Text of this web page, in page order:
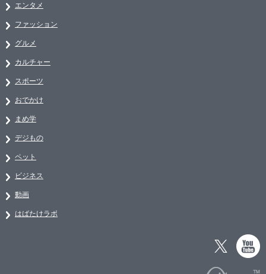
エンタメ
ファッション
グルメ
カルチャー
スポーツ
おでかけ
まめ学
デジもの
ペット
ビジネス
動画
はばたけラボ